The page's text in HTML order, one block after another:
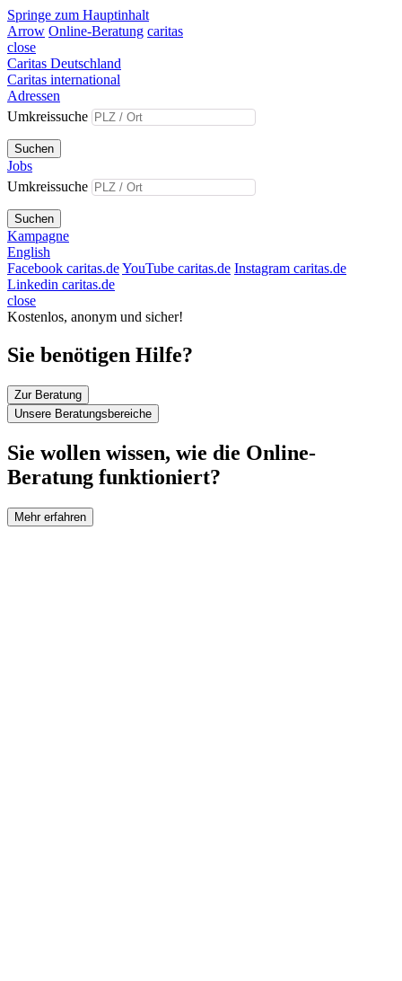
Springe zum Hauptinhalt
Arrow Online-Beratung caritas
close
Caritas Deutschland
Caritas international
Adressen
Umkreissuche
Suchen
Jobs
Umkreissuche
Suchen
Kampagne
English
Facebook caritas.deYouTube caritas.de Instagram caritas.de
Linkedin caritas.de
close
Kostenlos, anonym und sicher!
Sie benötigen Hilfe?
Zur Beratung
Unsere Beratungsbereiche
Sie wollen wissen, wie die Online-
Beratung funktioniert?
Mehr erfahren